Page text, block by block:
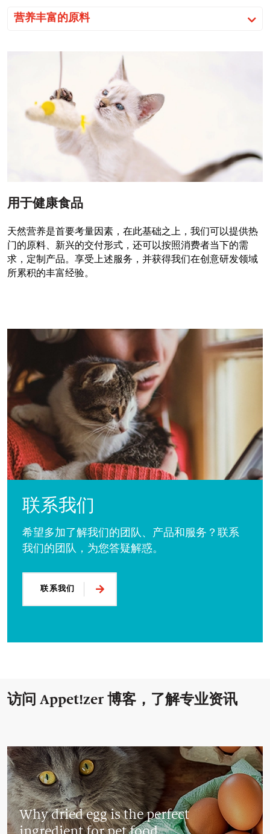
营养丰富的原料
用于健康食品
天然营养是首要考量因素，在此基础之上，我们可以提供热
门的原料、新兴的交付形式，还可以按照消费者当下的需
求，定制产品。享受上述服务，并获得我们在创意研发领域
所累积的丰富经验。
联系我们
希望多加了解我们的团队、产品和服务？联系
我们的团队，为您答疑解惑。
联系我们
访问 Appet!zer 博客，了解专业资讯
Why dried egg is the perfect